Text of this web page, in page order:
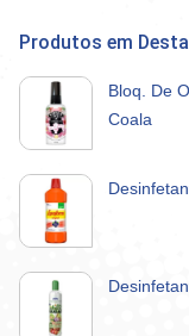
Produtos em
Bloq. De
Coala